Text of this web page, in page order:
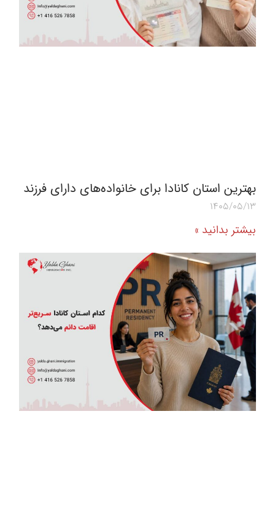
بهترین استان کانادا برای خانواده‌های دارای فرزند
1405/05/13
بیشتر بدانید »